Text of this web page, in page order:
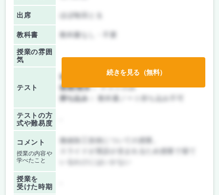
出席 ほぼ毎回とる
教科書 教科書なし・不要
授業の雰囲
気
テスト
前期/中間：
テストのみ
後期/期末：テストのみ
持ち込み：
教科書ノート持ち込み不可
テストの方
式や難易度
コメント
授業の内容や
学べたこと
微細加工技術についての授業。
授業を
受けた時期
続きを見る（無料）